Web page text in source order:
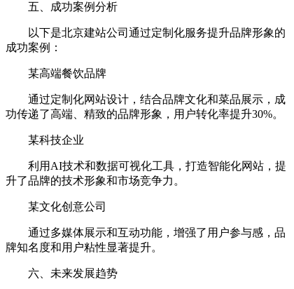
五、成功案例分析
以下是北京建站公司通过定制化服务提升品牌形象的
成功案例：
某高端餐饮品牌
通过定制化网站设计，结合品牌文化和菜品展示，成
功传递了高端、精致的品牌形象，用户转化率提升30%。
某科技企业
利用AI技术和数据可视化工具，打造智能化网站，提
升了品牌的技术形象和市场竞争力。
某文化创意公司
通过多媒体展示和互动功能，增强了用户参与感，品
牌知名度和用户粘性显著提升。
六、未来发展趋势